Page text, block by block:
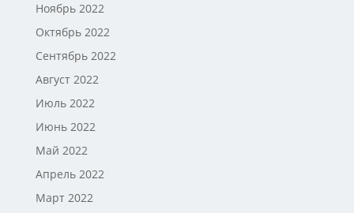
Ноябрь 2022
Октябрь 2022
Сентябрь 2022
Август 2022
Июль 2022
Июнь 2022
Май 2022
Апрель 2022
Март 2022